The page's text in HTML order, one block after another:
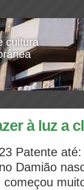
cultura
à luz a
Patente
Damião